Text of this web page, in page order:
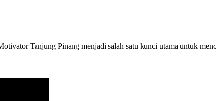
Tanjung Pinang menjadi salah satu kunci utama untuk